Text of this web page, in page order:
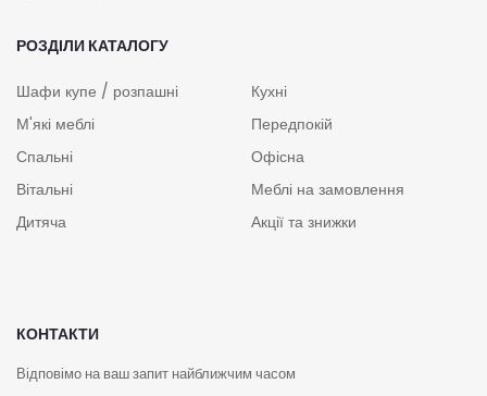
РОЗДІЛИ КАТАЛОГУ
Шафи купе / розпашні
М'які меблі
Спальні
Вітальні
Дитяча
Кухні
Передпокій
Офісна
Меблі на замовлення
Акції та знижки
КОНТАКТИ
Відповімо на ваш запит найближчим часом